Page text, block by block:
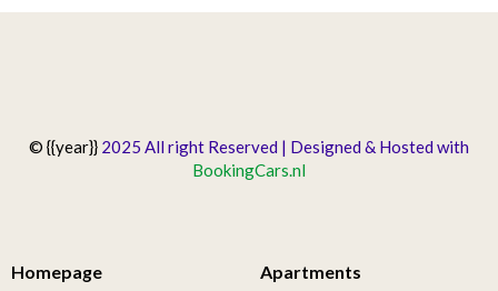
© {{year}} 2025 All right Reserved | Designed & Hosted with
BookingCars.nl
Homepage Apartments